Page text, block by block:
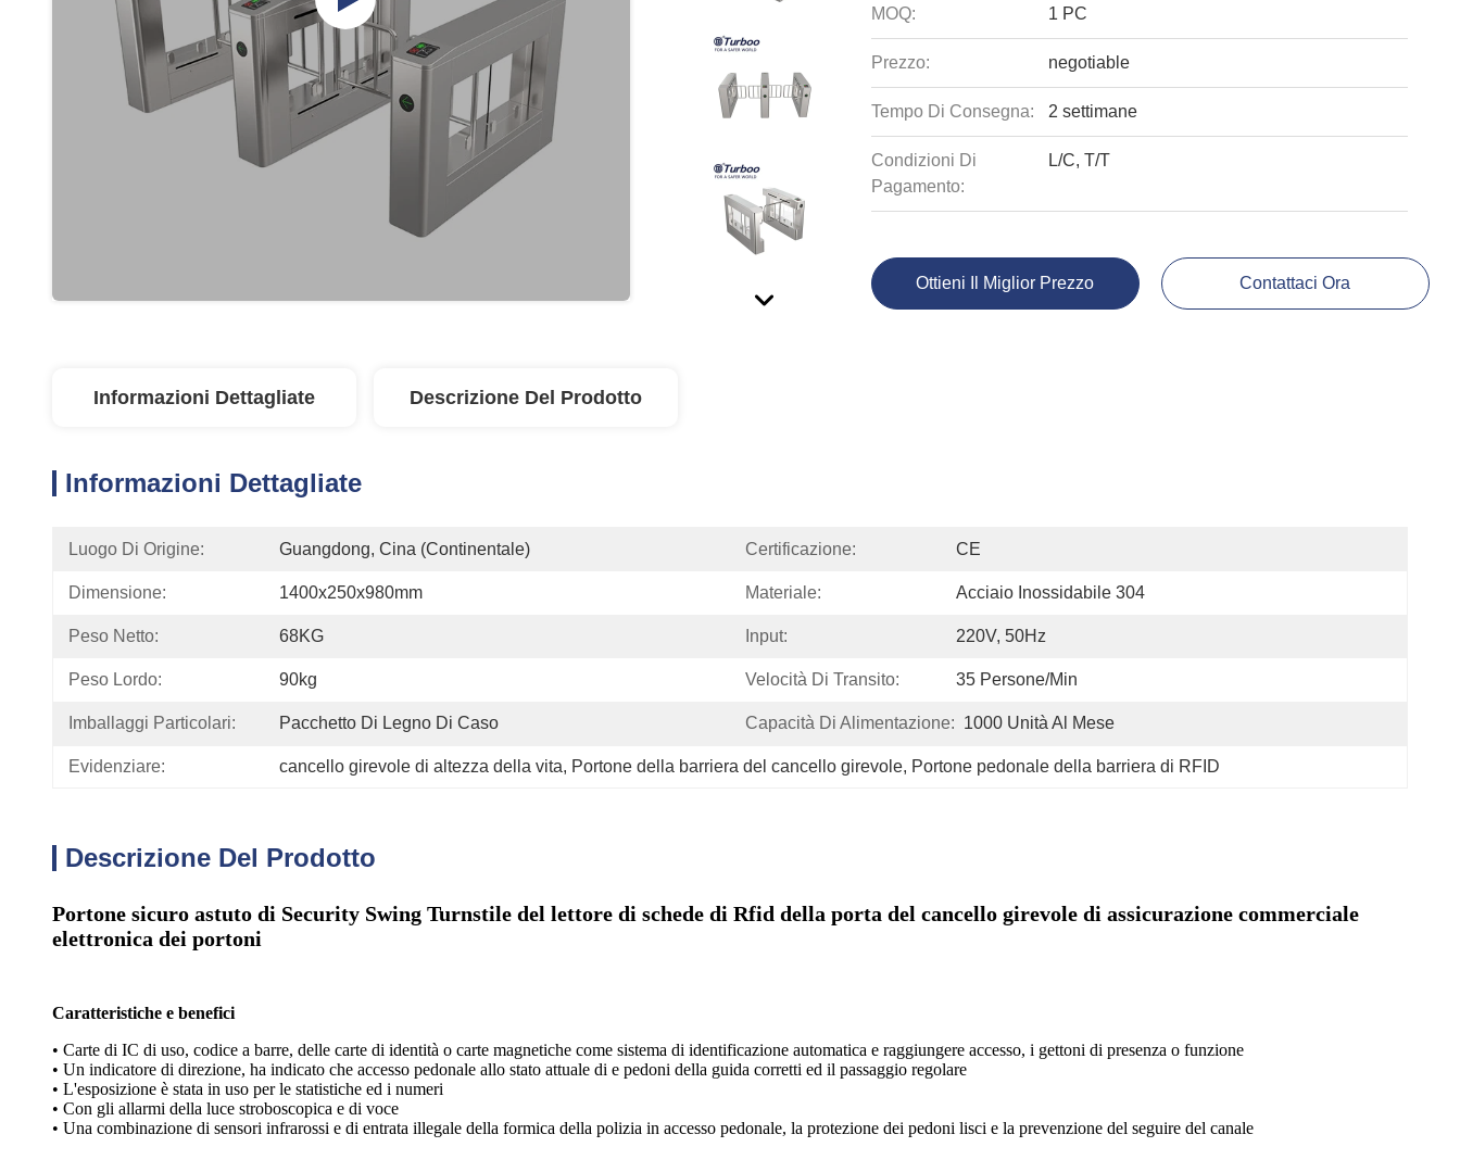
MOQ: 1 PC
Prezzo: negotiable
Tempo Di Consegna: 2 settimane
Condizioni Di
Pagamento:
L/C, T/T
Ottieni Il Miglior Prezzo Contattaci Ora
Informazioni Dettagliate Descrizione Del Prodotto
Informazioni Dettagliate
Luogo Di Origine: Guangdong, Cina (continentale) Certificazione: CE
Dimensione: 1400x250x980mm Materiale: Acciaio Inossidabile 304
Peso Netto: 68KG Input: 220V, 50Hz
Peso Lordo: 90kg Velocità Di Transito: 35 Persone/min
Imballaggi Particolari: Pacchetto Di Legno Di Caso Capacità Di Alimentazione: 1000 Unità Al Mese
Evidenziare: cancello girevole di altezza della vita, Portone della barriera del cancello girevole, Portone pedonale della barriera di RFID
Descrizione Del Prodotto
Portone sicuro astuto di Security Swing Turnstile del lettore di schede di Rfid della porta del cancello girevole di assicurazione commerciale
elettronica dei portoni
Caratteristiche e benefici
• Carte di IC di uso, codice a barre, delle carte di identità o carte magnetiche come sistema di identificazione automatica e raggiungere accesso, i gettoni di presenza o funzione
• Un indicatore di direzione, ha indicato che accesso pedonale allo stato attuale di e pedoni della guida corretti ed il passaggio regolare
• L'esposizione è stata in uso per le statistiche ed i numeri
• Con gli allarmi della luce stroboscopica e di voce
• Una combinazione di sensori infrarossi e di entrata illegale della formica della polizia in accesso pedonale, la protezione dei pedoni lisci e la prevenzione del seguire del canale